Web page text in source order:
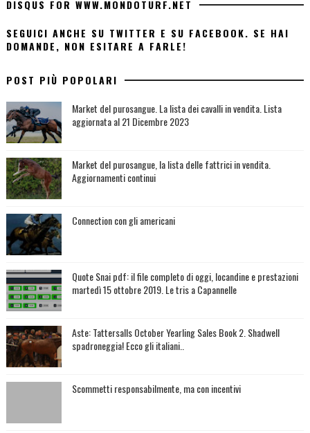
DISQUS FOR WWW.MONDOTURF.NET
SEGUICI ANCHE SU TWITTER E SU FACEBOOK. SE HAI
DOMANDE, NON ESITARE A FARLE!
POST PIÙ POPOLARI
Market del purosangue. La lista dei cavalli in vendita. Lista
aggiornata al 21 Dicembre 2023
Market del purosangue, la lista delle fattrici in vendita.
Aggiornamenti continui
Connection con gli americani
Quote Snai pdf: il file completo di oggi, locandine e prestazioni
martedì 15 ottobre 2019. Le tris a Capannelle
Aste: Tattersalls October Yearling Sales Book 2. Shadwell
spadroneggia! Ecco gli italiani..
Scommetti responsabilmente, ma con incentivi